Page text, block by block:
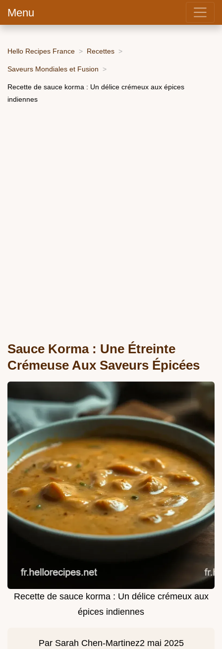
Menu
Hello Recipes France Recettes
Saveurs Mondiales et Fusion
Recette de sauce korma : Un délice crémeux aux épices
indiennes
Sauce Korma : Une Étreinte
Crémeuse Aux Saveurs Épicées
Recette de sauce korma : Un délice crémeux aux
épices indiennes
Par Sarah Chen-Martinez2 mai 2025